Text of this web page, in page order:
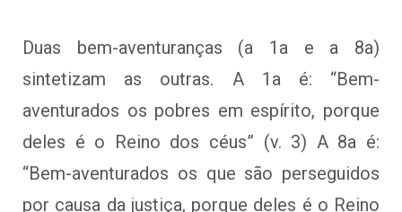
Duas bem-aventuranças (a 1a e a 8a)
sintetizam as outras. A 1a é: “Bem-
aventurados os pobres em espírito, porque
deles é o Reino dos céus” (v. 3) A 8a é:
“Bem-aventurados os que são perseguidos
por causa da justiça, porque deles é o Reino